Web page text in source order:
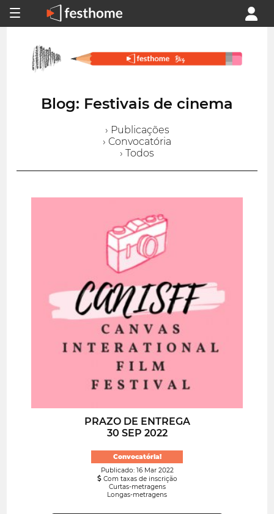
Blog: Festivais de cinema
› Publicações
› Convocatória
› Todos
PRAZO DE ENTREGA
30 SEP 2022
Convocatória!
Publicado: 16 Mar 2022
Com taxas de inscrição
Curtas-metragens
Longas-metragens